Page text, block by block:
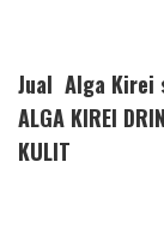
Jual Alga Kirei
ALGA KIREI
KULIT